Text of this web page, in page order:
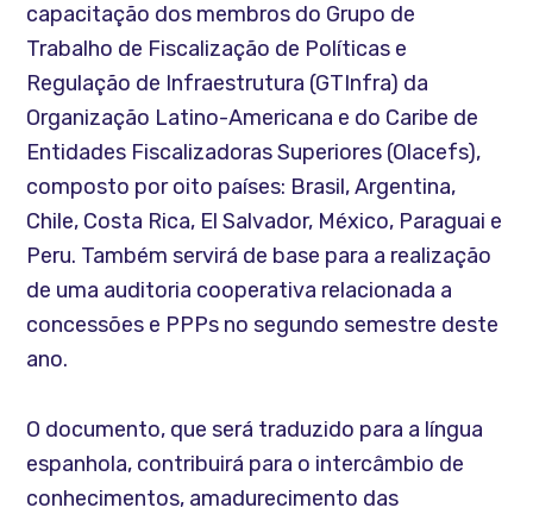
capacitação dos membros do Grupo de
Trabalho de Fiscalização de Políticas e
Regulação de Infraestrutura (GTInfra) da
Organização Latino-Americana e do Caribe de
Entidades Fiscalizadoras Superiores (Olacefs),
composto por oito países: Brasil, Argentina,
Chile, Costa Rica, El Salvador, México, Paraguai e
Peru. Também servirá de base para a realização
de uma auditoria cooperativa relacionada a
concessões e PPPs no segundo semestre deste
ano.
O documento, que será traduzido para a língua
espanhola, contribuirá para o intercâmbio de
conhecimentos, amadurecimento das